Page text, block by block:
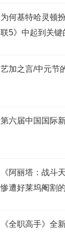
为何基特哈灵顿
联5》中起到关键
艺加之言/中元节
第六届中国国际
《阿丽塔：战斗
惨遭好莱坞阉割
《全职高手》全